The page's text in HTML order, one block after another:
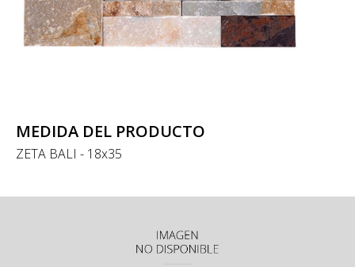
MEDIDA DEL PRODUCTO
ZETA BALI - 18x35